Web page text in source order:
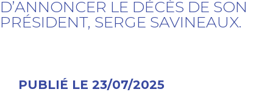
D’ANNONCER LE DÉCÈS DE SON
PRÉSIDENT, SERGE SAVINEAUX.
PUBLIÉ LE 23/07/2025